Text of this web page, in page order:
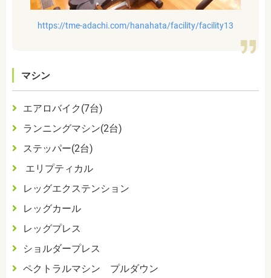
https://tme-adachi.com/hanahata/facility/facility13
マシン
エアロバイク (7台)
ランニングマシン(2台)
ステッパー(2台)
エリプティカル
レッグエクステンション
レッグカール
レッグプレス
ショルダープレス
ペクトラルマシン プルダウン